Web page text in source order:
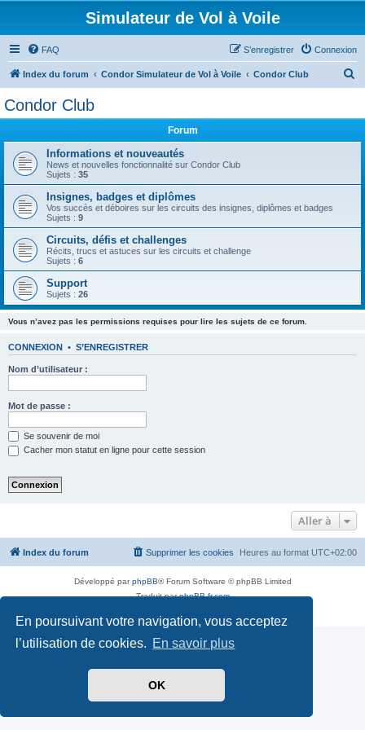
En poursuivant votre navigation, vous acceptez
l’utilisation de cookies. En savoir plus
OK
Simulateur de Vol à Voile
FAQ Connexion
S’enregistrer
Index du forum Condor Simulateur de Vol à Voile Condor Club
e
Condor Club
Forum
Informations et nouveautés
News et nouvelles fonctionnalité sur Condor Club
Sujets : 35
Insignes, badges et diplômes
Vos succès et déboires sur les circuits des insignes, diplômes et badges
Sujets : 9
Circuits, défis et challenges
Récits, trucs et astuces sur les circuits et challenge
Sujets : 6
Support
Sujets : 26
Vous n’avez pas les permissions requises pour lire les sujets de ce forum.
CONNEXION • S’ENREGISTRER
Nom d’utilisateur :
Mot de passe :
Se souvenir de moi
Cacher mon statut en ligne pour cette session
Aller à
Index du forum Heures au format UTC+02:00
Supprimer les cookies
Développé parphpBB® Forum Software © phpBB Limited
Traduit parphpBB-fr.com